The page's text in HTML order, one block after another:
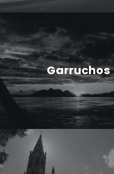
Garruchos